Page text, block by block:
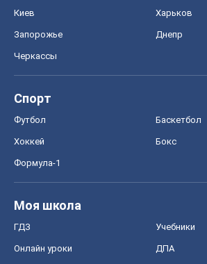
Киев Харьков
Запорожье Днепр
Черкассы
Спорт
Футбол Баскетбол
Хоккей Бокс
Формула-1
Моя школа
ГДЗ Учебники
Онлайн уроки ДПА